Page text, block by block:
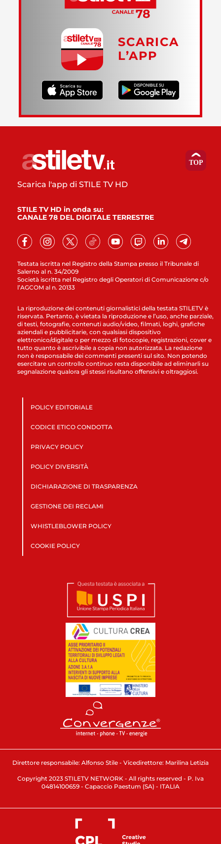
SCARICA
L’APP
Testata iscritta nel Registro della Stampa presso il Tribunale di
Salerno al n. 34/2009
Società iscritta nel Registro degli Operatori di Comunicazione c/o
l’AGCOM al n. 20133
Scarica l'app di STILE TV HD
STILE TV HD in onda su:
CANALE 78 DEL DIGITALE TERRESTRE
La riproduzione dei contenuti giornalistici della testata STILETV è
riservata. Pertanto, è vietata la riproduzione e l’uso, anche parziale,
di testi, fotografie, contenuti audio/video, filmati, loghi, grafiche
aziendali e pubblicitarie, con qualsiasi dispositivo
elettronico/digitale o per mezzo di fotocopie, registrazioni, cover e
tutto quanto è ascrivibile a copia non autorizzata. La redazione
non è responsabile dei commenti presenti sul sito. Non potendo
esercitare un controllo continuo resta disponibile ad eliminarli su
segnalazione qualora gli stessi risultano offensivi e oltraggiosi.
POLICY EDITORIALE
CODICE ETICO CONDOTTA
PRIVACY POLICY
POLICY DIVERSITÀ
DICHIARAZIONE DI TRASPARENZA
GESTIONE DEI RECLAMI
WHISTLEBLOWER POLICY
COOKIE POLICY
Direttore responsabile: Alfonso Stile - Vicedirettore: Marilina Letizia
Copyright 2023 STILETV NETWORK - All rights reserved - P. Iva
04814100659 - Capaccio Paestum (SA) - ITALIA